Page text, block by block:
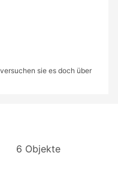
sie es doch über
6 Objekte